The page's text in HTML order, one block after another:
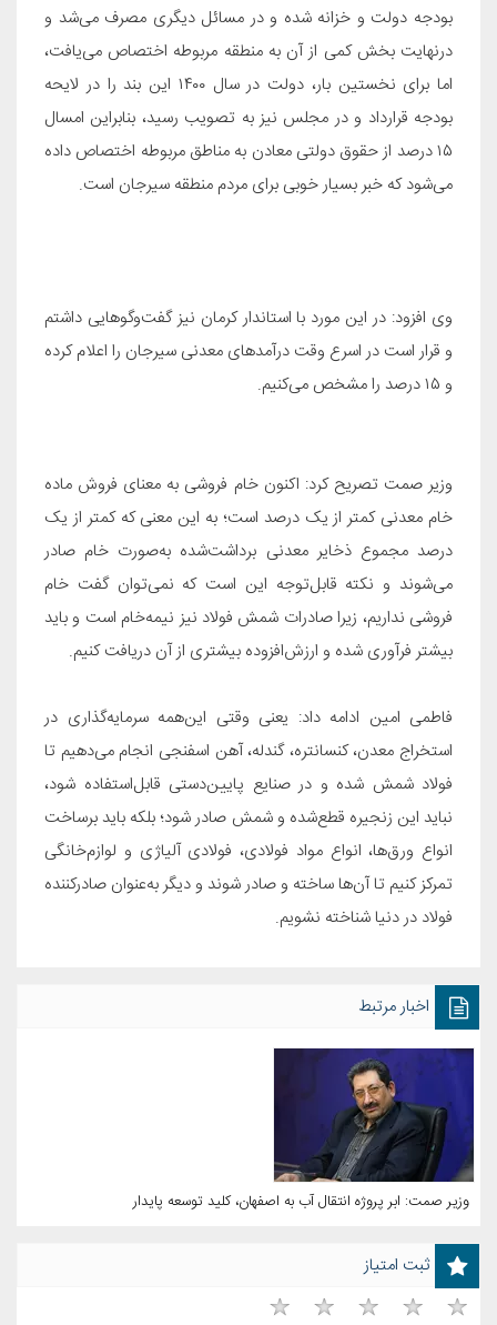
بودجه دولت و خزانه شده و در مسائل دیگری مصرف می‌شد و
درنهایت بخش کمی از آن به منطقه مربوطه اختصاص می‌یافت،
اما برای نخستین بار، دولت در سال ۱۴۰۰ این بند را در لایحه
بودجه قرارداد و در مجلس نیز به تصویب رسید، بنابراین امسال
۱۵ درصد از حقوق دولتی معادن به مناطق مربوطه اختصاص داده
می‌شود که خبر بسیار خوبی برای مردم منطقه سیرجان است.
وی افزود: در این مورد با استاندار کرمان نیز گفت‌وگوهایی داشتم
و قرار است در اسرع وقت درآمدهای معدنی سیرجان را اعلام کرده
و ۱۵ درصد را مشخص می‌کنیم
.
وزیر صمت تصریح کرد: اکنون خام فروشی به معنای فروش ماده
خام معدنی کمتر از یک درصد است؛ به این معنی که کمتر از یک
درصد مجموع ذخایر معدنی برداشت‌شده به‌صورت خام صادر
می‌شوند و نکته قابل‌توجه این است که نمی‌توان گفت خام
فروشی نداریم، زیرا صادرات شمش فولاد نیز نیمه‌خام است و باید
بیشتر فرآوری شده و ارزش‌افزوده بیشتری از آن دریافت کنیم.
فاطمی امین ادامه داد: یعنی وقتی این‌همه سرمایه‌گذاری در
استخراج معدن، کنسانتره، گندله، آهن اسفنجی انجام می‌دهیم تا
فولاد شمش شده و در صنایع پایین‌دستی قابل‌استفاده شود،
نباید این زنجیره قطع‌شده و شمش صادر شود؛ بلکه باید برساخت
انواع ورق‌ها، انواع مواد فولادی، فولادی آلیاژی و لوازم‌خانگی
تمرکز کنیم تا آن‌ها ساخته و صادر شوند و دیگر به‌عنوان صادرکننده
فولاد در دنیا شناخته نشویم.
اخبار مرتبط
وزیر صمت: ابر پروژه انتقال آب به اصفهان، کلید توسعه پایدار
ثبت امتیاز